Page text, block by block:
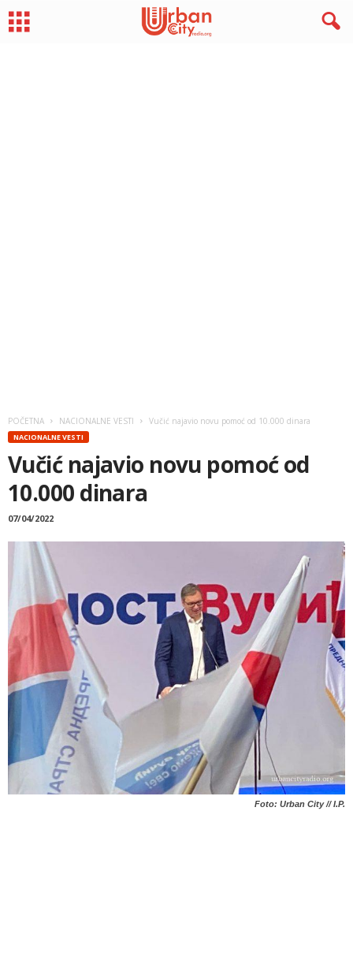
POČETNA NACIONALNE VESTI Vučić najavio novu pomoć od 10.000 dinara
NACIONALNE VESTI
Vučić najavio novu pomoć od
10.000 dinara
07/04/2022
Foto: Urban City // I.P.